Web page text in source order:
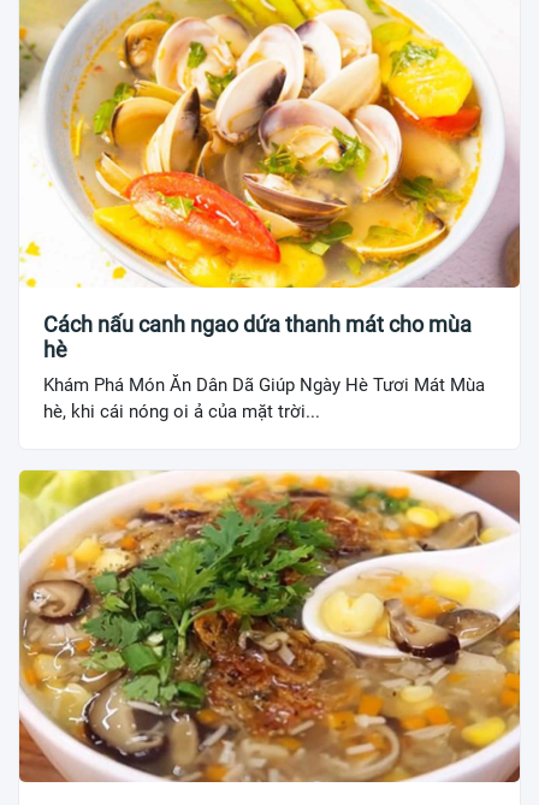
Cách nấu canh ngao dứa thanh mát cho mùa
hè
Khám Phá Món Ăn Dân Dã Giúp Ngày Hè Tươi Mát Mùa
hè, khi cái nóng oi ả của mặt trời...